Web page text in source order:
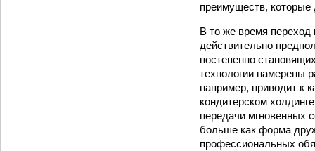
преимуществ, которые
В то же время
действительно
постепенно
технологии намерены
например, приводит к
кондитерском
передачи мгновенных
больше как форма
профессиональных